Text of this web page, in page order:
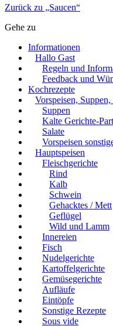
Zurück zu „Saucen“
Gehe zu
Informationen
Hallo Gast
Regeln und
Feedback und
Kochrezepte
Vorspeisen,
Suppen
Kalte Gerichte-
Salate
Vorspeisen
Hauptspeisen
Fleischgerichte
Rind
Kalb
Schwein
Gehacktes / Mett
Geflügel
Wild und Lamm
Innereien
Fisch
Nudelgerichte
Kartoffelgerichte
Gemüsegerichte
Aufläufe
Eintöpfe
Sonstige Rezepte
Sous vide